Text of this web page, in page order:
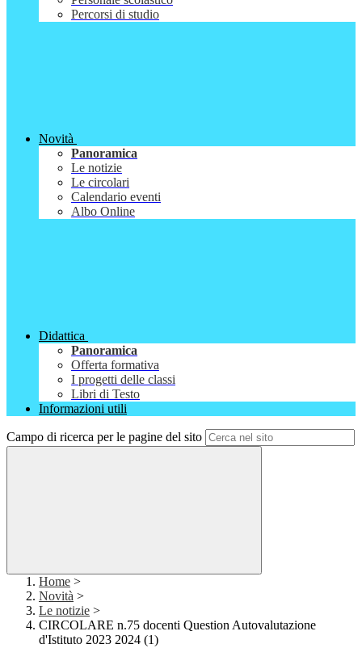
Percorsi di studio
Novità
Panoramica
Le notizie
Le circolari
Calendario eventi
Albo Online
Didattica
Panoramica
Offerta formativa
I progetti delle classi
Libri di Testo
Informazioni utili
Campo di ricerca per le pagine del sito
Home >
Novità >
Le notizie >
CIRCOLARE n.75 docenti Question Autovalutazione
d'Istituto 2023 2024 (1)